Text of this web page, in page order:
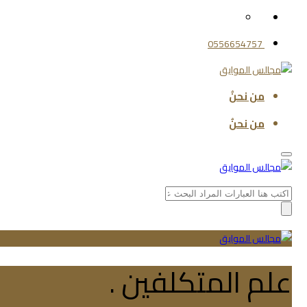
0556654757
من نحنُ
من نحنُ
Search
for:
علم المتكلفين .